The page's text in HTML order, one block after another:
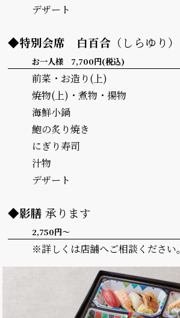
デザート
◆特別会席 白百合 （しらゆり）
お一人様 7,700円(税込)
前菜・お造り(上)
焼物(上)・煮物・揚物
海鮮小鍋
鮑の炙り焼き
にぎり寿司
汁物
デザート
◆影膳 承ります
2,750円～
※詳しくは店舗へご相談ください。